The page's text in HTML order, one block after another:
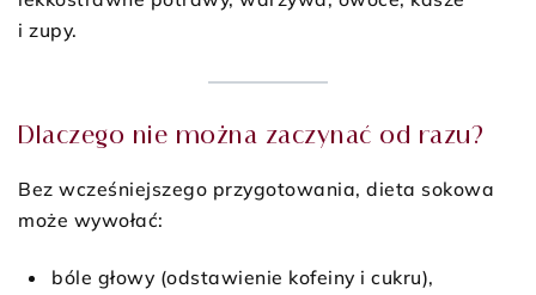
i zupy.
Dlaczego nie można zaczynać od razu?
Bez wcześniejszego przygotowania, dieta sokowa
może wywołać:
bóle głowy (odstawienie kofeiny i cukru),